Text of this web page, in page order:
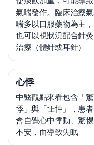
氣喘發作。臨床治療氣
喘多以口服藥物為主，
也可以視狀況配合針灸
治療（體針或耳針）
心悸
中醫觀點來看包含「驚
悸」與「怔忡」，患者
會自覺心中悸動、驚惕
不安，而導致失眠